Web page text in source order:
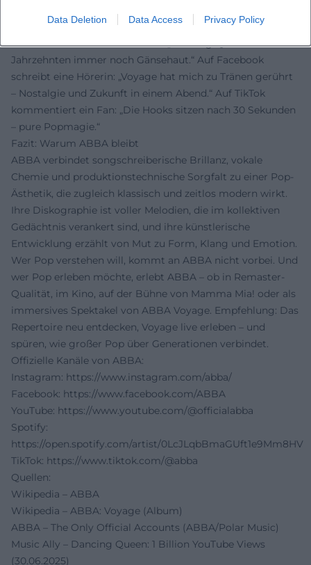
Data Deletion Data Access Privacy Policy
„Die Harmonien von Agnetha und Frida gehen direkt unter
die Haut.“ Auf YouTube heißt es: „Dancing Queen – nach
Jahrzehnten immer noch Gänsehaut.“ Auf Facebook
schreibt eine Hörerin: „Voyage hat mich zu Tränen gerührt
– Nostalgie und Zukunft in einem Abend.“ Auf TikTok
kommentiert ein Fan: „Die Hooks sitzen nach 30 Sekunden
– pure Popmagie.“
Fazit: Warum ABBA bleibt
ABBA verbindet songschreiberische Brillanz, vokale
Chemie und produktionstechnische Sorgfalt zu einer Pop-
Ästhetik, die zugleich klassisch und zeitlos modern wirkt.
Ihre Diskographie ist voller Melodien, die im kollektiven
Gedächtnis verankert sind, und ihre künstlerische
Entwicklung erzählt von Mut zu Form, Klang und Emotion.
Wer Pop verstehen will, kommt an ABBA nicht vorbei. Und
wer Pop erleben möchte, erlebt ABBA – ob in Remaster-
Qualität, im Kino, auf der Bühne von Mamma Mia! oder als
immersives Spektakel von ABBA Voyage. Empfehlung: Das
Repertoire neu entdecken, Voyage live erleben – und
spüren, wie großer Pop über Generationen verbindet.
Offizielle Kanäle von ABBA:
Instagram: https://www.instagram.com/abba/
Facebook: https://www.facebook.com/ABBA
YouTube: https://www.youtube.com/@officialabba
Spotify:
https://open.spotify.com/artist/0LcJLqbBmaGUft1e9Mm8HV
TikTok: https://www.tiktok.com/@abba
Quellen:
Wikipedia – ABBA
Wikipedia – ABBA: Voyage (Album)
ABBA – The Only Official Accounts (ABBA/Polar Music)
Music Ally – Dancing Queen: 1 Billion YouTube Views
(30.06.2025)